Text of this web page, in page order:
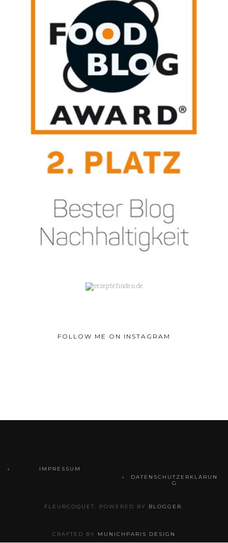
FOLLOW ME ON INSTAGRAM
IMPRESSUM
DATENSCHUTZERKLÄRUN
G
FLEURCOQUET. POWERED BY BLOGGER.
CRAFTED BY MUNICHPARIS DESIGN